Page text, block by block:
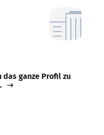
das ganze Profil zu